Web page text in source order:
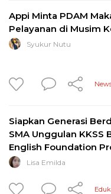
Appi Minta PDAM
Pelayanan di Musim
Syukur Nutu
Siapkan Generasi
SMA Unggulan KKSS
English Foundation
Lisa Emilda